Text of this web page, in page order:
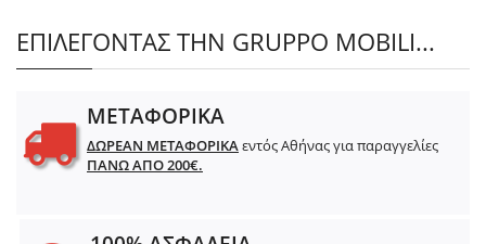
ΕΠΙΛΕΓΟΝΤΑΣ ΤΗΝ GRUPPO MOBILI...
ΜΕΤΑΦΟΡΙΚΑ
ΔΩΡΕΑΝ ΜΕΤΑΦΟΡΙΚΑεντός Αθήνας για παραγγελίες
ΠΑΝΩ ΑΠΟ 200€.